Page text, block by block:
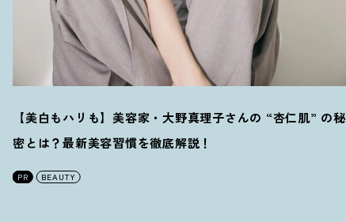
【美白もハリも】美容家・大野真理子さんの “杏仁肌” の秘
密とは？最新美容習慣を徹底解説 ！
PR BEAUTY